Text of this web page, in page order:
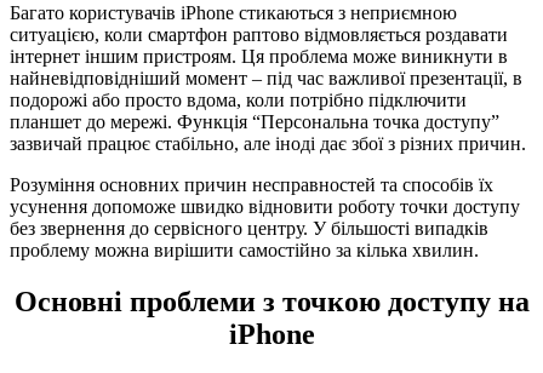
Багато користувачів iPhone стикаються з неприємною
ситуацією, коли смартфон раптово відмовляється роздавати
інтернет іншим пристроям. Ця проблема може виникнути в
найневідповідніший момент – під час важливої презентації, в
подорожі або просто вдома, коли потрібно підключити
планшет до мережі. Функція “Персональна точка доступу”
зазвичай працює стабільно, але іноді дає збої з різних причин.
Розуміння основних причин несправностей та способів їх
усунення допоможе швидко відновити роботу точки доступу
без звернення до сервісного центру. У більшості випадків
проблему можна вирішити самостійно за кілька хвилин.
Основні проблеми з точкою доступу на
iPhone